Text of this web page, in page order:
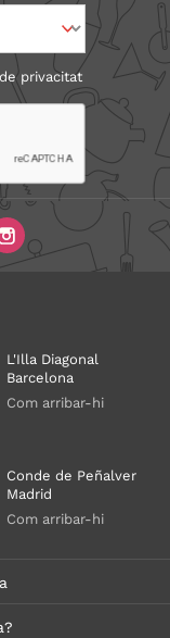
privacitat
L'Illa Diagonal
Barcelona
Com arribar-hi
Conde de Peñalver
Madrid
Com arribar-hi